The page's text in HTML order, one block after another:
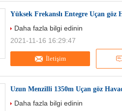
Yüksek Frekanslı Entegre Uçan
İletişim
Daha fazla bilgi edinin
2021-11-16 16:29:47
Uzun Menzilli 1350m Uçan göz
Daha fazla bilgi edinin